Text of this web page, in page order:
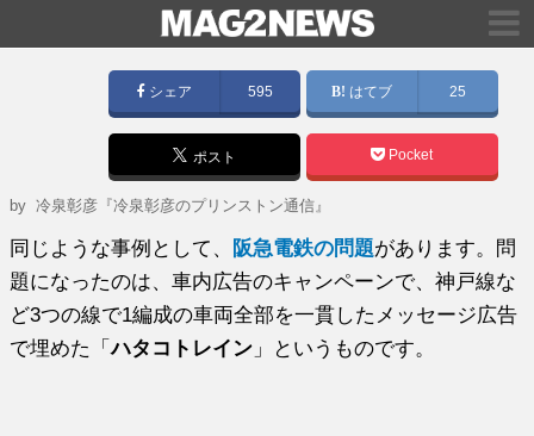
シェア 595 はてブ 25
ポスト Pocket
by冷泉彰彦『冷泉彰彦のプリンストン通信』
同じような事例として、 阪急電鉄の問題があります。問
題になったのは、車内広告のキャンペーンで、神戸線な
ど3つの線で1編成の車両全部を一貫したメッセージ広告
で埋めた「ハタコトレイン 」というものです。